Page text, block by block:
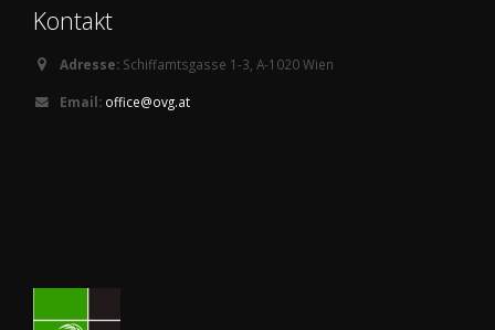
Kontakt
Adresse: Schiffamtsgasse 1-3, A-1020 Wien
Email: office@ovg.at